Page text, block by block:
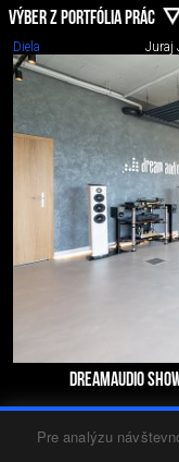
Pre analýzu
VÝBER Z PORTFÓLIA PRÁC
Diela Juraj
DREAMAUDIO